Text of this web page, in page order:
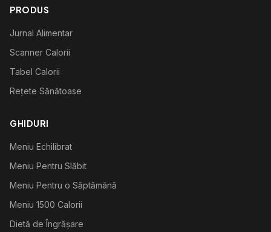
PRODUS
Jurnal Alimentar
Scanner Calorii
Tabel Calorii
Rețete Sănătoase
GHIDURI
Meniu Echilibrat
Meniu Pentru Slăbit
Meniu Pentru o Săptămână
Meniu 1500 Calorii
Dietă de Îngrășare